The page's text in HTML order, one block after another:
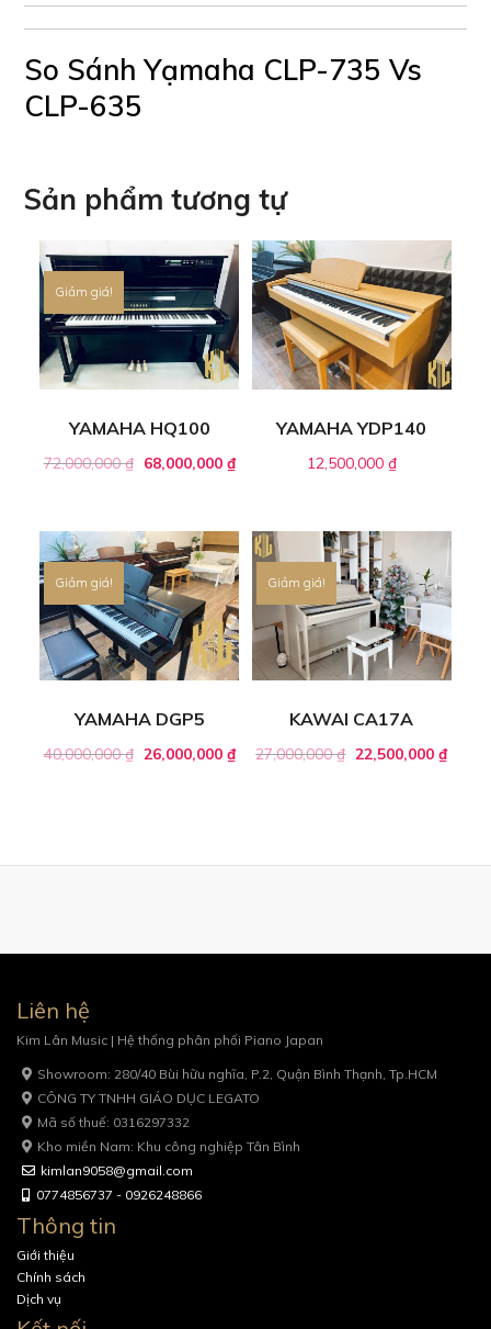
So Sánh Yạmaha CLP-735 Vs
CLP-635
Sản phẩm tương tự
Giảm giá!
YAMAHA HQ100
72,000,000₫ 68,000,000 ₫
YAMAHA YDP140
12,500,000 ₫
Giảm giá!
YAMAHA DGP5
40,000,000₫ 26,000,000 ₫
Giảm giá!
KAWAI CA17A
27,000,000₫ 22,500,000₫
Liên hệ
Kim Lân Music | Hệ thống phân phối Piano Japan
Showroom: 280/40 Bùi hữu nghĩa, P.2, Quận Bình Thạnh, Tp.HCM
CÔNG TY TNHH GIÁO DỤC LEGATO
Mã số thuế: 0316297332
Kho miền Nam: Khu công nghiệp Tân Bình
kimlan9058@gmail.com
0774856737 - 0926248866
Thông tin
Giới thiệu
Chính sách
Dịch vụ